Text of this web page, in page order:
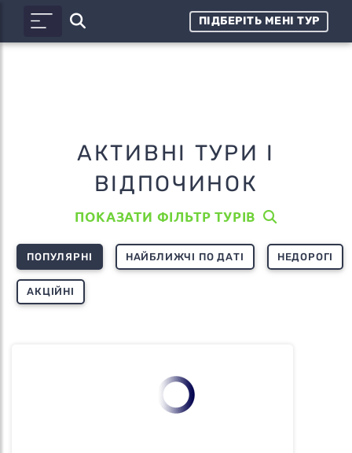
ПІДБЕРІТЬ МЕНІ ТУР
АКТИВНІ ТУРИ І
ВІДПОЧИНОК
ПОКАЗАТИ ФІЛЬТР ТУРІВ
ПОПУЛЯРНІ НАЙБЛИЖЧІ ПО ДАТІ НЕДОРОГІ
АКЦІЙНІ